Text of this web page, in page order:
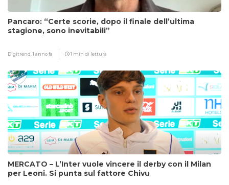
Pancaro: “Certe scorie, dopo il finale dell’ultima
stagione, sono inevitabili”
Digitrend,1 anno fa 1 min di lettura
MERCATO – L’Inter vuole vincere il derby con il Milan
per Leoni. Si punta sul fattore Chivu